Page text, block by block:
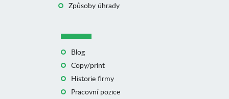
Způsoby úhrady
Blog
Copy/print
Historie firmy
Pracovní pozice